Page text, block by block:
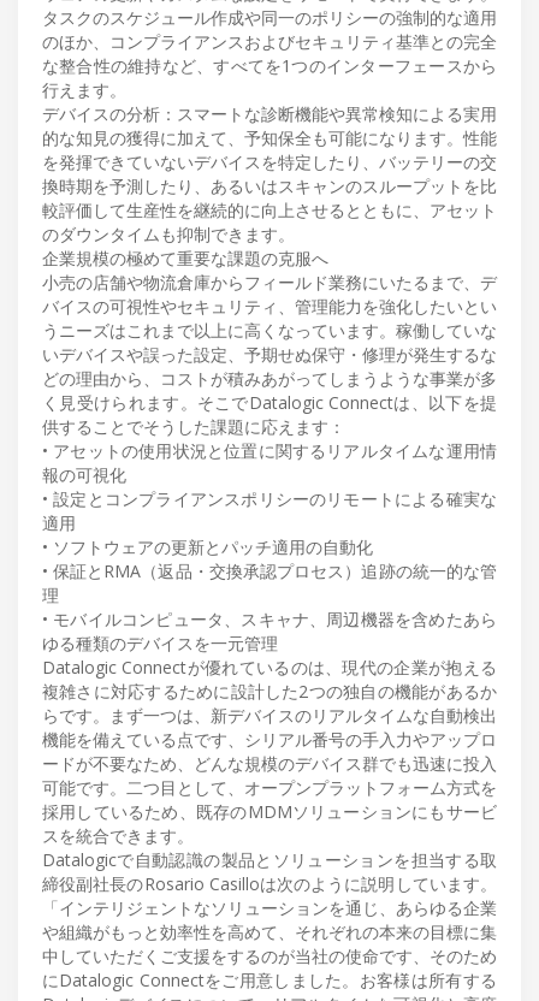
タスクのスケジュール作成や同一のポリシーの強制的な適用
のほか、コンプライアンスおよびセキュリティ基準との完全
な整合性の維持など、すべてを1つのインターフェースから
行えます。
デバイスの分析：スマートな診断機能や異常検知による実用
的な知見の獲得に加えて、予知保全も可能になります。性能
を発揮できていないデバイスを特定したり、バッテリーの交
換時期を予測したり、あるいはスキャンのスループットを比
較評価して生産性を継続的に向上させるとともに、アセット
のダウンタイムも抑制できます。
企業規模の極めて重要な課題の克服へ
小売の店舗や物流倉庫からフィールド業務にいたるまで、デ
バイスの可視性やセキュリティ、管理能力を強化したいとい
うニーズはこれまで以上に高くなっています。稼働していな
いデバイスや誤った設定、予期せぬ保守・修理が発生するな
どの理由から、コストが積みあがってしまうような事業が多
く見受けられます。そこでDatalogic Connectは、以下を提
供することでそうした課題に応えます：
• アセットの使用状況と位置に関するリアルタイムな運用情
報の可視化
• 設定とコンプライアンスポリシーのリモートによる確実な
適用
• ソフトウェアの更新とパッチ適用の自動化
• 保証とRMA（返品・交換承認プロセス）追跡の統一的な管
理
• モバイルコンピュータ、スキャナ、周辺機器を含めたあら
ゆる種類のデバイスを一元管理
Datalogic Connectが優れているのは、現代の企業が抱える
複雑さに対応するために設計した2つの独自の機能があるか
らです。まず一つは、新デバイスのリアルタイムな自動検出
機能を備えている点です、シリアル番号の手入力やアップロ
ードが不要なため、どんな規模のデバイス群でも迅速に投入
可能です。二つ目として、オープンプラットフォーム方式を
採用しているため、既存のMDMソリューションにもサービ
スを統合できます。
Datalogicで自動認識の製品とソリューションを担当する取
締役副社長のRosario Casilloは次のように説明しています。
「インテリジェントなソリューションを通じ、あらゆる企業
や組織がもっと効率性を高めて、それぞれの本来の目標に集
中していただくご支援をするのが当社の使命です、そのため
にDatalogic Connectをご用意しました。お客様は所有する